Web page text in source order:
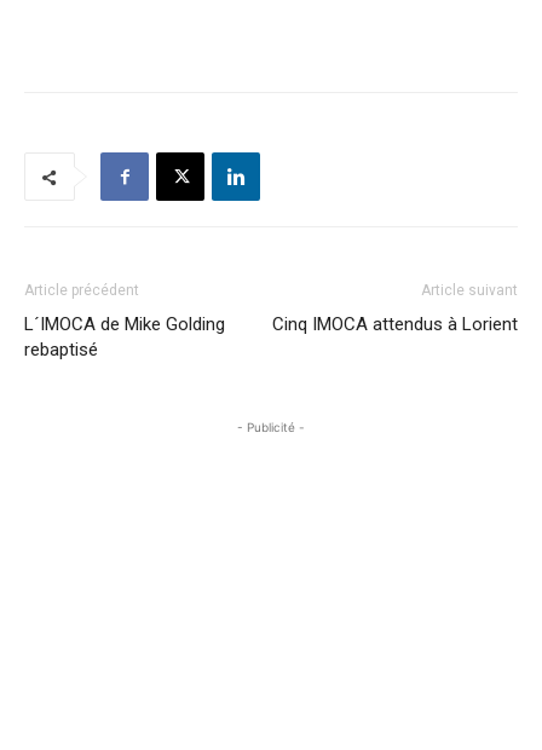
Article précédent
L´IMOCA de Mike Golding
rebaptisé
Article suivant
Cinq IMOCA attendus à Lorient
- Publicité -